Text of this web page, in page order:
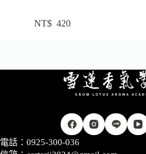
NT$ 420
電話：0925-300-036